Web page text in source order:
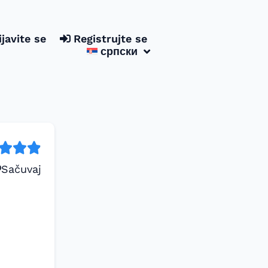
se
Registrujte se
српски
Sačuvaj